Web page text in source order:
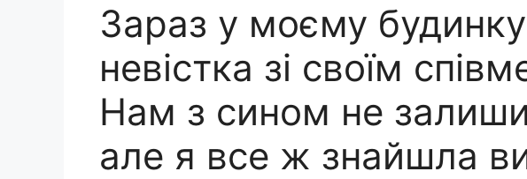
Зараз у моєму
невістка зі своїм
Нам з сином не
але я все ж знайшла